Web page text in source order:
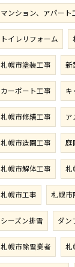
マンション、アパート
トイレリフォーム
札幌市塗装工事 新
カーポート工事 キ
札幌市修繕工事 ア
札幌市造園工事 庭
札幌市解体工事 札
札幌市工事 札幌市
シーズン排雪 ダン
札幌市除雪業者 札